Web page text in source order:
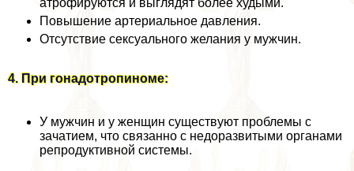
атрофируются и выглядят более худыми.
Повышение артериальное давления.
Отсутствие ceкcуального желания у мужчин.
4. При гонадотропиноме:
У мужчин и у женщин существуют проблемы с
зачатием, что связанно с недоразвитыми органами
репродуктивной системы.